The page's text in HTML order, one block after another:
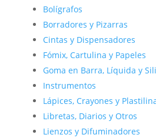
Bolígrafos
Borradores y Pizarras
Cintas y Dispensadores
Fómix, Cartulina y Papeles
Goma en Barra, Líquida y
Instrumentos
Lápices, Crayones y
Libretas, Diarios y Otros
Lienzos y Difuminadores